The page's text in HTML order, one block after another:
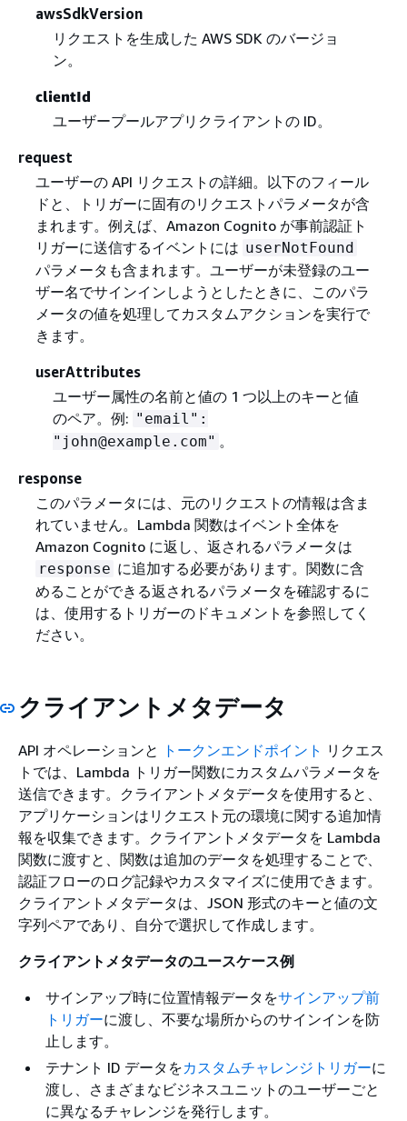
awsSdkVersion
リクエストを生成した AWS SDK のバージョ
ン。
clientId
ユーザープールアプリクライアントの ID。
request
ユーザーの API リクエストの詳細。以下のフィール
ドと、トリガーに固有のリクエストパラメータが含
まれます。例えば、Amazon Cognito が事前認証ト
リガーに送信するイベントには userNotFound
パラメータも含まれます。ユーザーが未登録のユー
ザー名でサインインしようとしたときに、このパラ
メータの値を処理してカスタムアクションを実行で
きます。
userAttributes
ユーザー属性の名前と値の 1 つ以上のキーと値
のペア。例: "email":
"john@example.com" 。
response
このパラメータには、元のリクエストの情報は含ま
れていません。Lambda 関数はイベント全体を
Amazon Cognito に返し、返されるパラメータは
response に追加する必要があります。関数に含
めることができる返されるパラメータを確認するに
は、使用するトリガーのドキュメントを参照してく
ださい。
クライアントメタデータ
API オペレーションと トークンエンドポイント リクエス
トでは、Lambda トリガー関数にカスタムパラメータを
送信できます。クライアントメタデータを使用すると、
アプリケーションはリクエスト元の環境に関する追加情
報を収集できます。クライアントメタデータを Lambda
関数に渡すと、関数は追加のデータを処理することで、
認証フローのログ記録やカスタマイズに使用できます。
クライアントメタデータは、JSON 形式のキーと値の文
字列ペアであり、自分で選択して作成します。
クライアントメタデータのユースケース例
サインアップ時に位置情報データをサインアップ前
トリガーに渡し、不要な場所からのサインインを防
止します。
テナント ID データをカスタムチャレンジトリガーに
渡し、さまざまなビジネスユニットのユーザーごと
に異なるチャレンジを発行します。